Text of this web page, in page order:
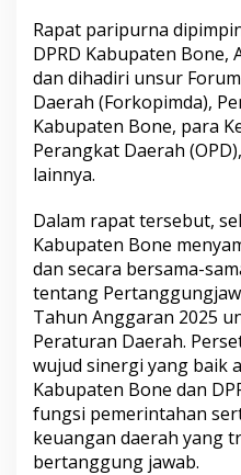
i
r
P
a
r
i
n
a
P
e
r
s
e
t
u
u
a
n
Rapat paripurna
DPRD Kabupaten Bone,
dan dihadiri unsur
Daerah (Forkopimda),
Kabupaten Bone, para
Perangkat Daerah
lainnya.
Dalam rapat tersebut,
Kabupaten Bone
dan secara bersama-
tentang
Tahun Anggaran 2025
Peraturan Daerah.
wujud sinergi yang baik
Kabupaten Bone dan
fungsi pemerintahan
keuangan daerah yang
bertanggung jawab.